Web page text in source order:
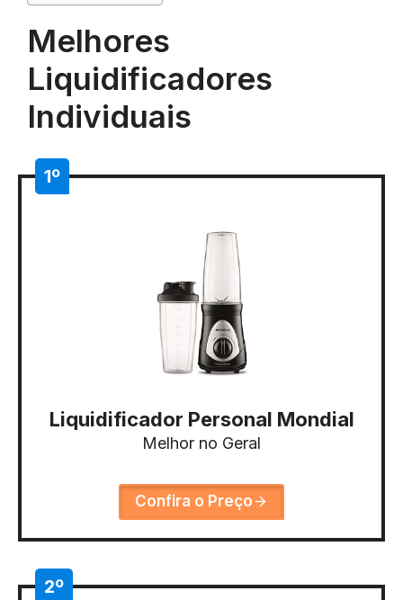
Melhores
Liquidificadores
Individuais
1º
Liquidificador Personal Mondial
Melhor no Geral
Confira o Preço
2º